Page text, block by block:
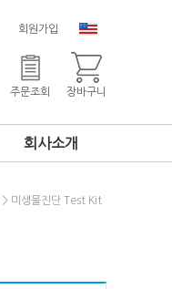
회원가입
주문조회 장바구니
회사소개
> 미생물진단 Test Kit